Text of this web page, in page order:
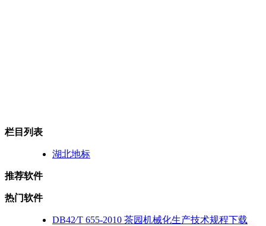
栏目列表
湖北地标
推荐软件
热门软件
DB42∕T 655-2010 茶园机械化生产技术规程下载